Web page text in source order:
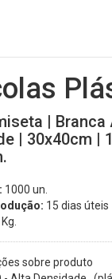
| Branca
| 30x40cm |
1000 un.
15 dias úteis
Kg.
sobre produto